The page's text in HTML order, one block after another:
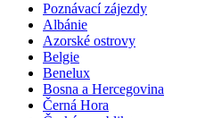
Poznávací zájezdy
Albánie
Azorské ostrovy
Belgie
Benelux
Bosna a Hercegovina
Černá Hora